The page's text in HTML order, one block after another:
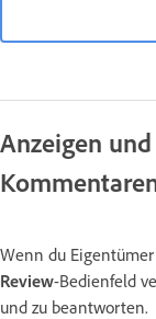
Anzeigen
Wenn du
Review-Bedienfeld
und zu beantworten.